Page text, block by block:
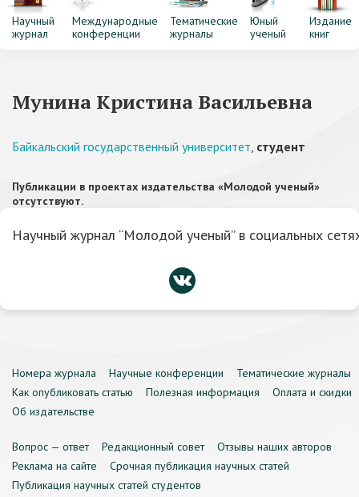
Научный
журнал
Международные
конференции
Тематические
журналы
Юный
ученый
Издание
книг
Мунина Кристина Васильевна
Байкальский государственный университет, студент
Публикации в проектах издательства «Молодой ученый»
отсутствуют.
Научный журнал “Молодой ученый” в социальных
Номера журнала Научные конференции
Тематические журналы
Как опубликовать статью
Полезная информация
Оплата и скидки
Об издательстве
Вопрос — ответ Редакционный совет
Отзывы наших авторов
Реклама на сайте
Срочная публикация научных статей
Публикация научных статей студентов